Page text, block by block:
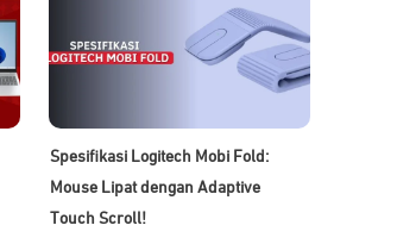
Spesifikasi Logitech Mobi Fold:
Mouse Lipat dengan Adaptive
Touch Scroll!